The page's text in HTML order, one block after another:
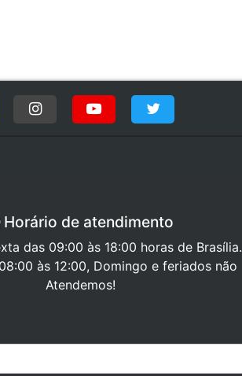
Horário de atendimento
das 09:00 às 18:00 horas de Brasília.
às 12:00, Domingo e feriados não
Atendemos!